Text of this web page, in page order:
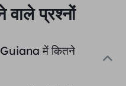
प्रश्नों
में कितने